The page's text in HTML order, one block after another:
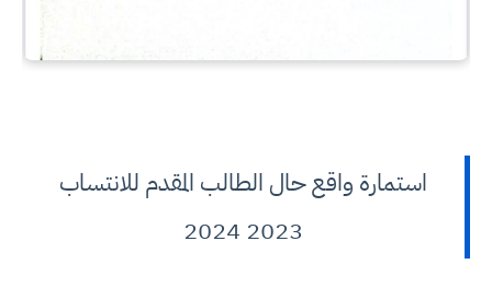
استمارة واقع حال الطالب المقدم للانتساب
2023 2024